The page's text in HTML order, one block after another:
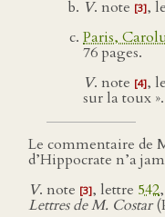
V. note [3],
Paris,
76 pages.
V. note [4],
sur la toux ».
Le commentaire de
d’Hippocrate n’a
V. note [3], lettre 542
Lettres de M. Costar